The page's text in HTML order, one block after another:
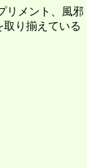
リメント、風邪
り揃えている